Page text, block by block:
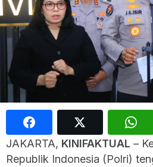
JAKARTA, KINIFAKTUAL –
Republik Indonesia (Polri)